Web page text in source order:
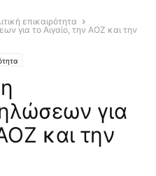
επικαιρότητα
για το Αιγαίο, την ΑΟΖ και την
για
και την